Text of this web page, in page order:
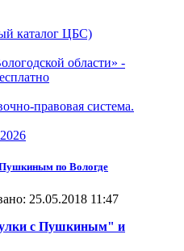
каталог ЦБС)
области» -
правовая система.
Пушкиным по Вологде
25.05.2018 11:47